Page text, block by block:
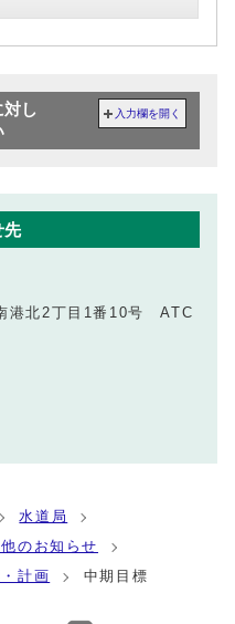
対し
入力欄を開く
先
港北2丁目1番10号 ATC
水道局
のお知らせ
計画 中期目標